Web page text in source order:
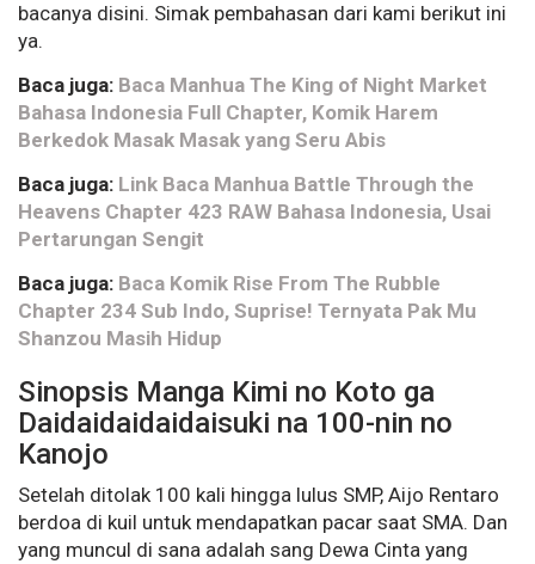
bacanya disini. Simak pembahasan dari kami berikut ini
ya.
Baca juga: Baca Manhua The King of Night Market
Bahasa Indonesia Full Chapter, Komik Harem
Berkedok Masak Masak yang Seru Abis
Baca juga: Link Baca Manhua Battle Through the
Heavens Chapter 423 RAW Bahasa Indonesia, Usai
Pertarungan Sengit
Baca juga: Baca Komik Rise From The Rubble
Chapter 234 Sub Indo, Suprise! Ternyata Pak Mu
Shanzou Masih Hidup
Sinopsis Manga Kimi no Koto ga
Daidaidaidaidaisuki na 100-nin no
Kanojo
Setelah ditolak 100 kali hingga lulus SMP, Aijo Rentaro
berdoa di kuil untuk mendapatkan pacar saat SMA. Dan
yang muncul di sana adalah sang Dewa Cinta yang